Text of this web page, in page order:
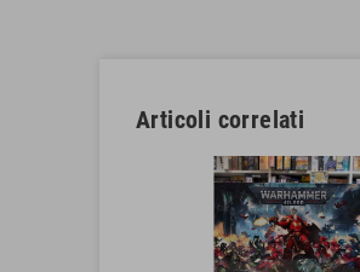
Articoli correlati